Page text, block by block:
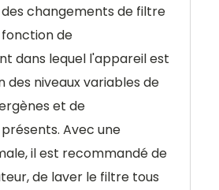
changements de filtre
de
dans lequel l'appareil est
des niveaux variables de
et de
Avec une
il est recommandé de
de laver le filtre tous